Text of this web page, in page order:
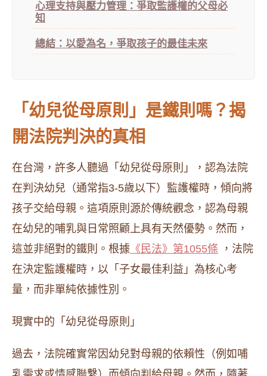
心理支持與壓力管理：爭取監護權的父母必
知
總結：以愛為名，爭取孩子的最佳未來
「幼兒從母原則」是鐵則嗎？揭
開法院判決的真相
在台灣，許多人聽過「幼兒從母原則」，認為法院
在判決幼兒（通常指3-5歲以下）監護權時，傾向將
孩子交給母親。這項原則源於傳統觀念，認為母親
在幼兒的哺乳與日常照顧上具有天然優勢。然而，
這並非絕對的鐵則。根據 《民法》第1055條 ，法院
在決定監護權時，以「子女最佳利益」為核心考
量，而非單純依據性別。
現實中的「幼兒從母原則」
過去，法院確實常因幼兒對母親的依賴性（例如哺